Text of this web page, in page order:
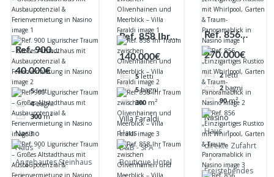
Ref. 900
Ligurischer Traum
– Großes
Altstadthaus mit
Ausbaupotenzial
&
Ferienvermietung
in Nasino
40.000€
5 letti
4 bagni
300 m²
Nasino
Haus
Angebautes Steinhaus
Ref. 858 Ihr
Traum
zwischen
Olivenhainen
und
Meerblick –
Villa Faraldi
140.000€
5 letti
5 bagni
300 m²
Villa Faraldi
Haus
B&B - SPA
Boutique Hotel
Ref. 856
„Einzigartiges
Rustico mit
Whirlpool,
Garten &
Traum-
Panoramablick
in Nasino
270.000€
2 letti
2 bagni
90 m²
Nasino
Haus
direkte Zufahrt
Freistehendes